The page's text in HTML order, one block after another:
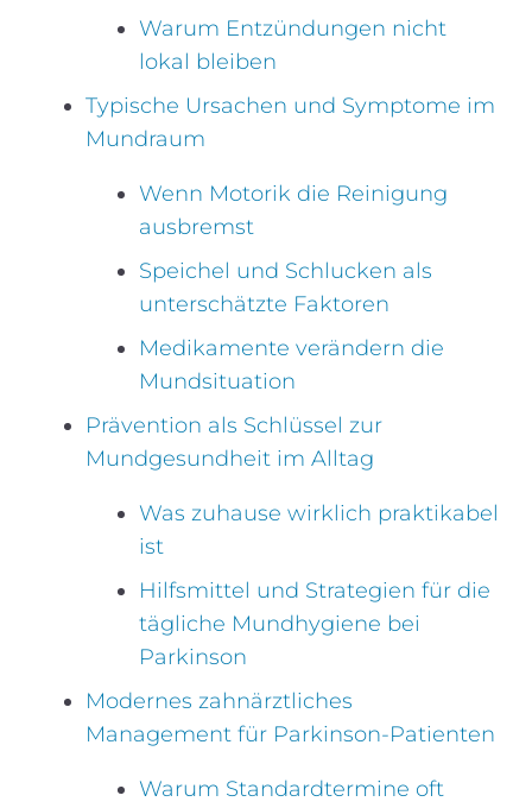
Warum Entzündungen nicht
lokal bleiben
Typische Ursachen und Symptome im
Mundraum
Wenn Motorik die Reinigung
ausbremst
Speichel und Schlucken als
unterschätzte Faktoren
Medikamente verändern die
Mundsituation
Prävention als Schlüssel zur
Mundgesundheit im Alltag
Was zuhause wirklich praktikabel
ist
Hilfsmittel und Strategien für die
tägliche Mundhygiene bei
Parkinson
Modernes zahnärztliches
Management für Parkinson-Patienten
Warum Standardtermine oft